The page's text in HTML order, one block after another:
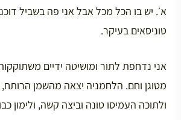
א׳. יש בו הכל מכל אבל אני פה בשביל
טוניסאים בעיקר.
אני נדחפת לתור ומושיטה ידיים
מטוגן וחם. הלחמניה יצאה מהשמן
ולתוכה העמיסו טונה וביצה קשה, ולימון